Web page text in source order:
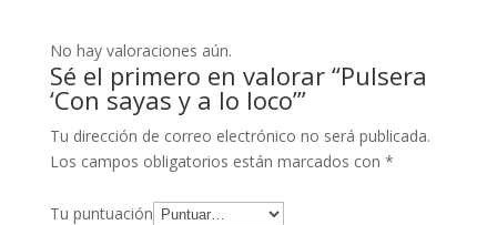
No hay valoraciones aún.
Sé el primero en valorar “Pulsera
‘Con sayas y a lo loco’”
Tu dirección de correo electrónico no será publicada.
Los campos obligatorios están marcados con *
Tu puntuación